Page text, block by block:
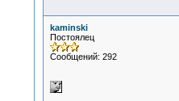
kaminski
Постоялец
Сообщений: 292